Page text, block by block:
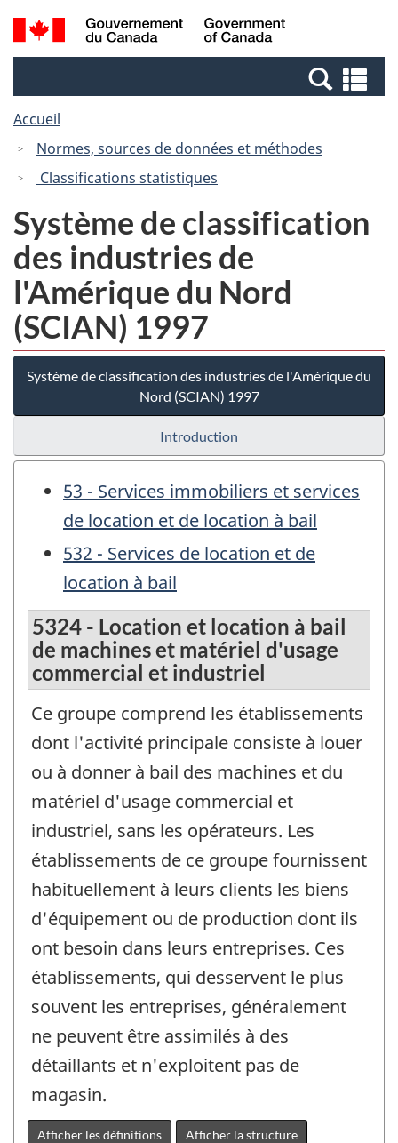
Passer
au
Passer
à
Canada
Recherche
et
et
Accueil
Normes, sources de données et méthodes
Classifications statistiques
Système de classification
des industries de
l'Amérique du Nord
(SCIAN) 1997
Système de classification des industries de l'Amérique du
Nord (SCIAN) 1997
Introduction
53 - Services immobiliers et services
de location et de location à bail
532 - Services de location et de
location à bail
5324 - Location et location à bail
de machines et matériel d'usage
commercial et industriel
Ce groupe comprend les établissements
dont l'activité principale consiste à louer
ou à donner à bail des machines et du
matériel d'usage commercial et
industriel, sans les opérateurs. Les
établissements de ce groupe fournissent
habituellement à leurs clients les biens
d'équipement ou de production dont ils
ont besoin dans leurs entreprises. Ces
établissements, qui desservent le plus
souvent les entreprises, généralement
ne peuvent être assimilés à des
détaillants et n'exploitent pas de
magasin.
Afficher les définitions Afficher la structure